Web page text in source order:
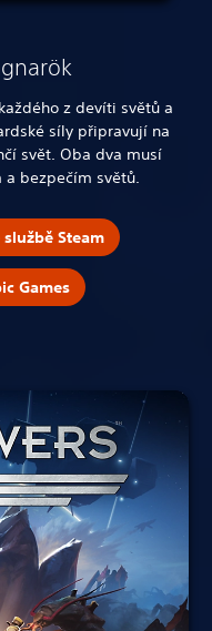
z devíti světů a
síly připravují na
svět. Oba dva musí
bezpečím světů.
Steam
Games